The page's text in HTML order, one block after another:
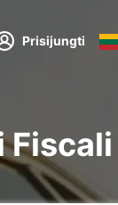
Prisijungti
Fiscali